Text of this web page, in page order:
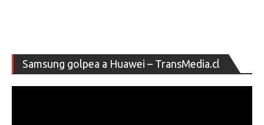
Samsung golpea a Huawei – TransMedia.cl
de